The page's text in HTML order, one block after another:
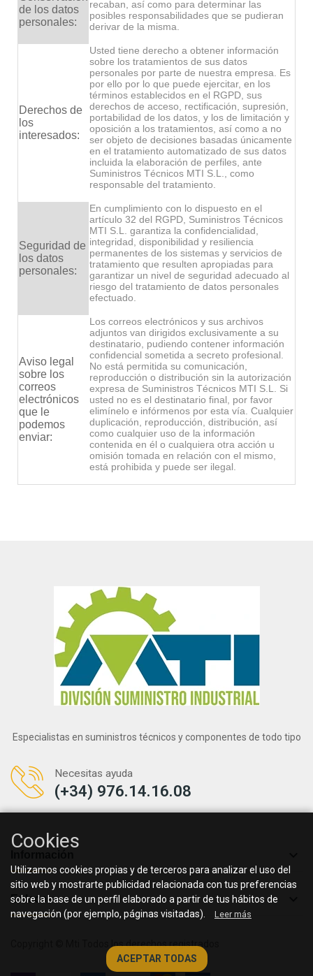
de los datos
personales:
recaban, así como para determinar las
posibles responsabilidades que se pudieran
derivar de la misma.
Derechos de
los
interesados:
Usted tiene derecho a obtener información
sobre los tratamientos de sus datos
personales por parte de nuestra empresa. Es
por ello por lo que puede ejercitar, en los
términos establecidos en el RGPD, sus
derechos de acceso, rectificación, supresión,
portabilidad de los datos, y los de limitación y
oposición a los tratamientos, así como a no
ser objeto de decisiones basadas únicamente
en el tratamiento automatizado de sus datos
incluida la elaboración de perfiles, ante
Suministros Técnicos MTI S.L., como
responsable del tratamiento.
Seguridad de
los datos
personales:
En cumplimiento con lo dispuesto en el
artículo 32 del RGPD, Suministros Técnicos
MTI S.L. garantiza la confidencialidad,
integridad, disponibilidad y resiliencia
permanentes de los sistemas y servicios de
tratamiento que resulten apropiadas para
garantizar un nivel de seguridad adecuado al
riesgo del tratamiento de datos personales
efectuado.
Aviso legal
sobre los
correos
electrónicos
que le
podemos
enviar:
Los correos electrónicos y sus archivos
adjuntos van dirigidos exclusivamente a su
destinatario, pudiendo contener información
confidencial sometida a secreto profesional.
No está permitida su comunicación,
reproducción o distribución sin la autorización
expresa de Suministros Técnicos MTI S.L. Si
usted no es el destinatario final, por favor
elimínelo e infórmenos por esta vía. Cualquier
duplicación, reproducción, distribución, así
como cualquier uso de la información
contenida en él o cualquiera otra acción u
omisión tomada en relación con el mismo,
está prohibida y puede ser ilegal.
Especialistas en suministros técnicos y componentes de todo tipo
Necesitas ayuda
(+34) 976.14.16.08
Enlaces
Copyright © Mti Todos los derechos registrados
Cookies
Utilizamos cookies propias y de terceros para analizar el uso del
sitio web y mostrarte publicidad relacionada con tus preferencias
sobre la base de un perfil elaborado a partir de tus hábitos de
navegación (por ejemplo, páginas visitadas).
Leer más
ACEPTAR TODAS